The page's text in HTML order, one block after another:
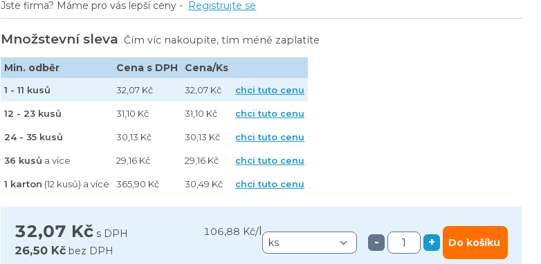
32,07 Kč s DPH 106,88 Kč/
26,50 Kč bez DPH
- + Do košíku
Jste firma? Máme pro vás lepší ceny - Registrujte se
Množstevní sleva Čím víc nakoupíte, tím méně zaplatíte
Min. odběr Cena s DPH Cena/Ks
1 - 11 kusů 32,07 Kč 32,07 Kč chci tuto cenu
12 - 23 kusů 31,10 Kč 31,10 Kč chci tuto cenu
24 - 35 kusů 30,13 Kč 30,13 Kč chci tuto cenu
36 kusů a více 29,16 Kč 29,16 Kč chci tuto cenu
1 karton (12 kusů) a více 365,90 Kč 30,49 Kč chci tuto cenu